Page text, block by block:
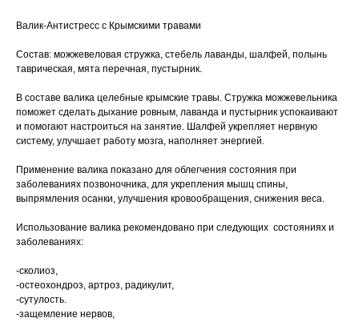
Валик-Антистресс с Крымскими травами
Состав: можжевеловая стружка, стебель лаванды, шалфей, полынь
таврическая, мята перечная, пустырник.
В составе валика целебные крымские травы. Стружка можжевельника
поможет сделать дыхание ровным, лаванда и пустырник успокаивают
и помогают настроиться на занятие. Шалфей укрепляет нервную
систему, улучшает работу мозга, наполняет энергией.
Применение валика показано для облегчения состояния при
заболеваниях позвоночника, для укрепления мышц спины,
выпрямления осанки, улучшения кровообращения, снижения веса.
Использование валика рекомендовано при следующих состояниях и
заболеваниях:
-сколиоз,
-остеохондроз, артроз, радикулит,
-сутулость.
-защемление нервов,